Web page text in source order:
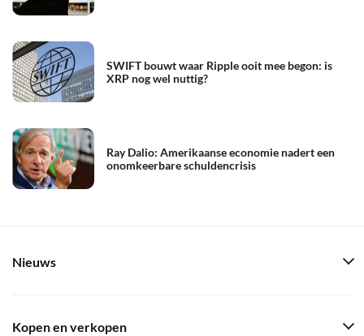
SWIFT bouwt waar Ripple ooit mee begon: is
XRP nog wel nuttig?
Ray Dalio: Amerikaanse economie nadert een
onomkeerbare schuldencrisis
Nieuws
Kopen en verkopen